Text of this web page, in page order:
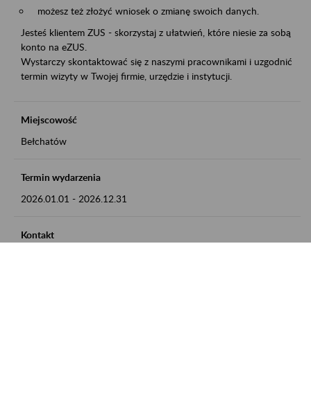
możesz też złożyć wniosek o zmianę swoich danych.
Jesteś klientem ZUS - skorzystaj z ułatwień, które niesie za sobą
konto na eZUS.
Wystarczy skontaktować się z naszymi pracownikami i uzgodnić
termin wizyty w Twojej firmie, urzędzie i instytucji.
Miejscowość
Bełchatów
Termin wydarzenia
2026.01.01 - 2026.12.31
Kontakt